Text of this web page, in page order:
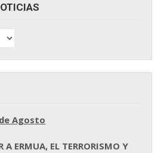
Agosto
A ERMUA, EL TERRORISMO Y